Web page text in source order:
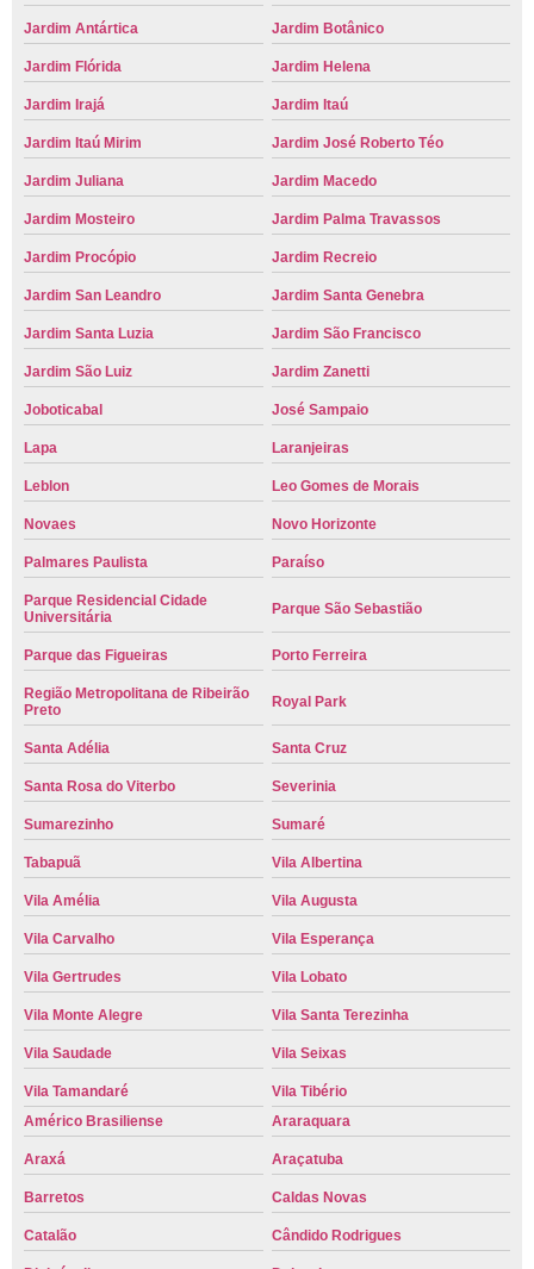
Jardim Antártica Jardim Botânico
Jardim Flórida Jardim Helena
Jardim Irajá Jardim Itaú
Jardim Itaú Mirim Jardim José Roberto Téo
Jardim Juliana Jardim Macedo
Jardim Mosteiro Jardim Palma Travassos
Jardim Procópio Jardim Recreio
Jardim San Leandro Jardim Santa Genebra
Jardim Santa Luzia Jardim São Francisco
Jardim São Luiz Jardim Zanetti
Joboticabal José Sampaio
Lapa Laranjeiras
Leblon Leo Gomes de Morais
Novaes Novo Horizonte
Palmares Paulista Paraíso
Parque Residencial Cidade
Universitária
Parque São Sebastião
Parque das Figueiras Porto Ferreira
Região Metropolitana de Ribeirão
Preto
Royal Park
Santa Adélia Santa Cruz
Santa Rosa do Viterbo Severinia
Sumarezinho Sumaré
Tabapuã Vila Albertina
Vila Amélia Vila Augusta
Vila Carvalho Vila Esperança
Vila Gertrudes Vila Lobato
Vila Monte Alegre Vila Santa Terezinha
Vila Saudade Vila Seixas
Vila Tamandaré
Vila Tibério
Américo Brasiliense
Araraquara
Araxá Araçatuba
Barretos Caldas Novas
Catalão Cândido Rodrigues